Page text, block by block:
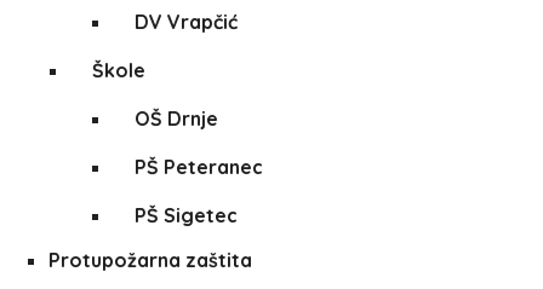
DV Vrapčić
Škole
OŠ Drnje
PŠ Peteranec
PŠ Sigetec
Protupožarna zaštita